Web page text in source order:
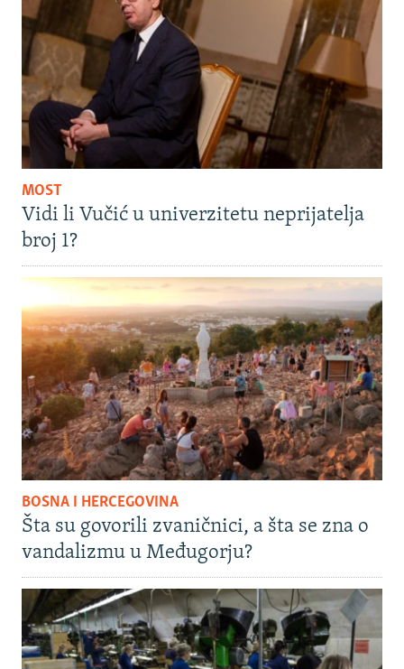
MOST
Vidi li Vučić u univerzitetu neprijatelja
broj 1?
BOSNA I HERCEGOVINA
Šta su govorili zvaničnici, a šta se zna o
vandalizmu u Međugorju?